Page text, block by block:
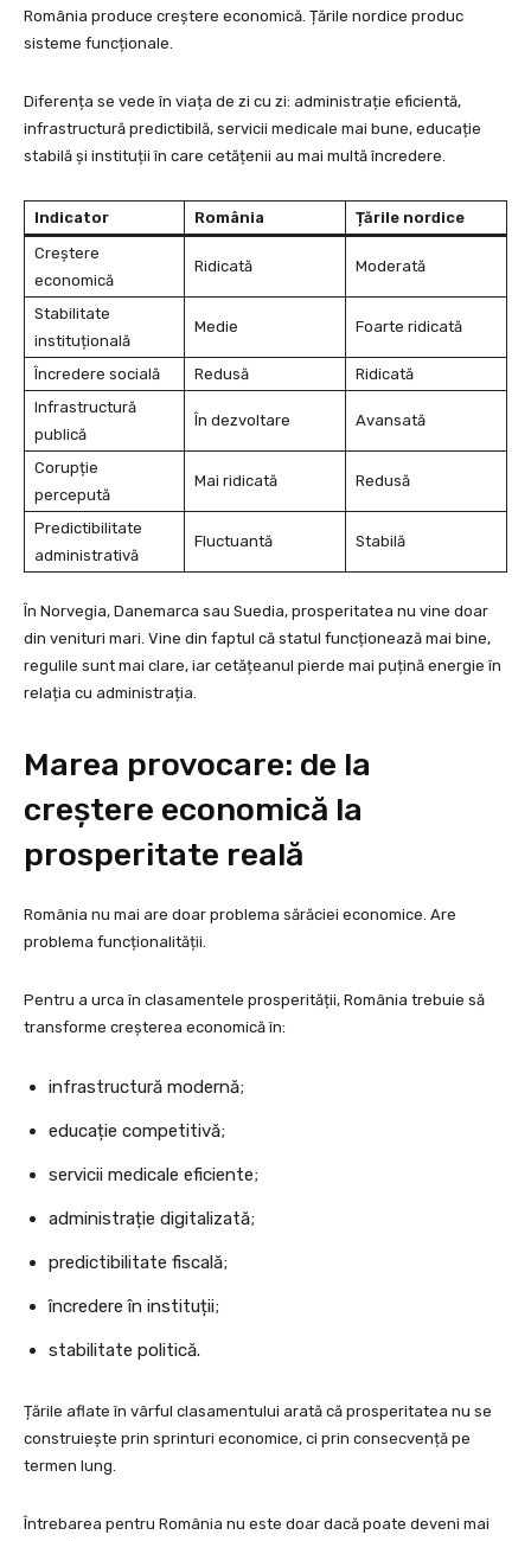
România produce creștere economică. Țările nordice produc
sisteme funcționale.
Diferența se vede în viața de zi cu zi: administrație eficientă,
infrastructură predictibilă, servicii medicale mai bune, educație
stabilă și instituții în care cetățenii au mai multă încredere.
Indicator România
Țările nordice
Creștere
economică
Ridicată Moderată
Stabilitate
instituțională
Medie Foarte ridicată
Încredere socială Redusă
Ridicată
Infrastructură
publică
În dezvoltare Avansată
Corupție
percepută
Mai ridicată Redusă
Predictibilitate
administrativă
Fluctuantă Stabilă
În Norvegia, Danemarca sau Suedia, prosperitatea nu vine doar
din venituri mari. Vine din faptul că statul funcționează mai bine,
regulile sunt mai clare, iar cetățeanul pierde mai puțină energie în
relația cu administrația.
Marea provocare: de la
creștere economică la
prosperitate reală
România nu mai are doar problema sărăciei economice. Are
problema funcționalității.
Pentru a urca în clasamentele prosperității, România trebuie să
transforme creșterea economică în:
infrastructură modernă;
educație competitivă;
servicii medicale eficiente;
administrație digitalizată;
predictibilitate fiscală;
încredere în instituții;
stabilitate politică.
Țările aflate în vârful clasamentului arată că prosperitatea nu se
construiește prin sprinturi economice, ci prin consecvență pe
termen lung.
Întrebarea pentru România nu este doar dacă poate deveni mai